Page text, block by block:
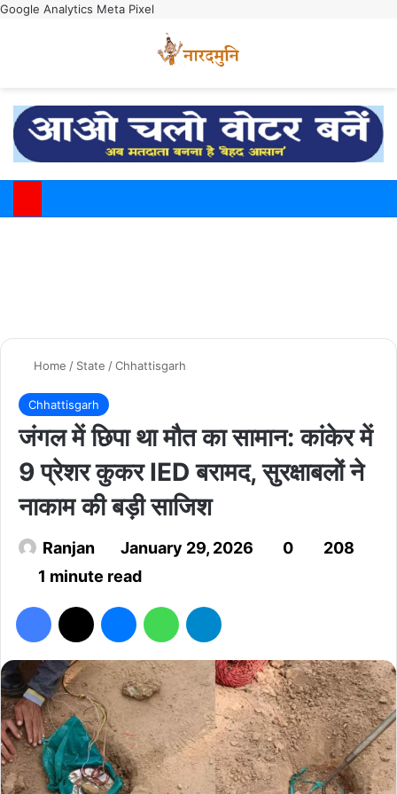
Google Analytics Meta Pixel
Home / State /Chhattisgarh
Chhattisgarh
जंगल में छिपा था मौत का सामान: कांकेर में
9 प्रेशर कुकर IED बरामद, सुरक्षाबलों ने
नाकाम की बड़ी साजिश
Ranjan January 29, 2026 0
208
1 minute read